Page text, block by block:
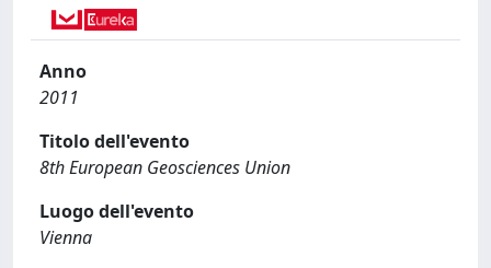
Anno
2011
Titolo dell'evento
8th European Geosciences Union
Luogo dell'evento
Vienna